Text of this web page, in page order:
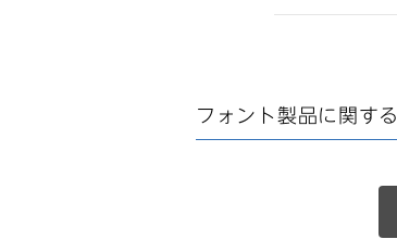
フォント製品に関する